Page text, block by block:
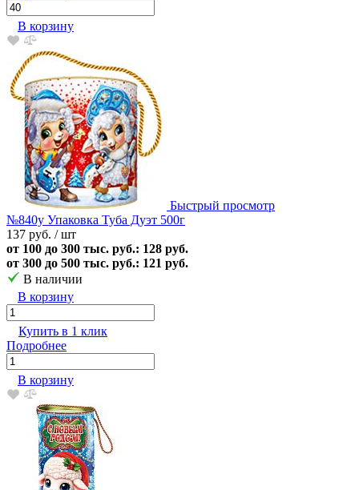
В корзину
Быстрый просмотр
№840у Упаковка Туба Дуэт 500г
137 руб. / шт
от 100 до 300 тыс. руб.: 128 руб.
от 300 до 500 тыс. руб.: 121 руб.
В наличии
В корзину
Купить в 1 клик
Подробнее
В корзину